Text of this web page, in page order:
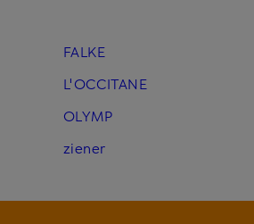
FALKE
L'OCCITANE
OLYMP
ziener